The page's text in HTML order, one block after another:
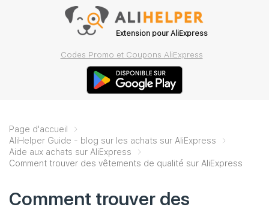
Extension pour AliExpress
Codes Promo et Coupons AliExpress
Page d'accueil
AliHelper Guide - blog sur les achats sur AliExpress
Aide aux achats sur AliExpress
Comment trouver des vêtements de qualité sur AliExpress
Comment trouver des